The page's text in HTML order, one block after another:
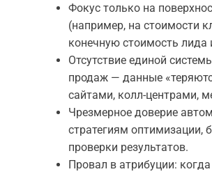
Фокус только на
(например, на стоимости
конечную стоимость лида
Отсутствие единой
продаж — данные
сайтами, колл-центрами,
Чрезмерное доверие
стратегиям оптимизации,
проверки результатов.
Провал в атрибуции: